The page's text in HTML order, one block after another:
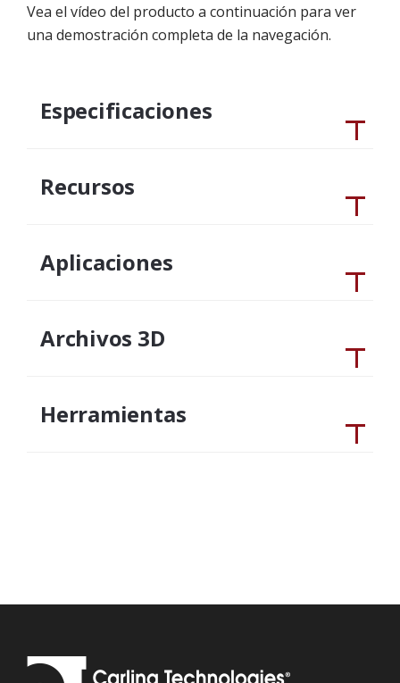
Vea el vídeo del producto a continuación para ver
una demostración completa de la navegación.
Especificaciones
Recursos
Aplicaciones
Archivos 3D
Herramientas